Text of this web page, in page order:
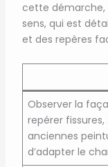
cette démarche,
sens, qui est
et des repères
Observer la
repérer
anciennes
d’adapter le